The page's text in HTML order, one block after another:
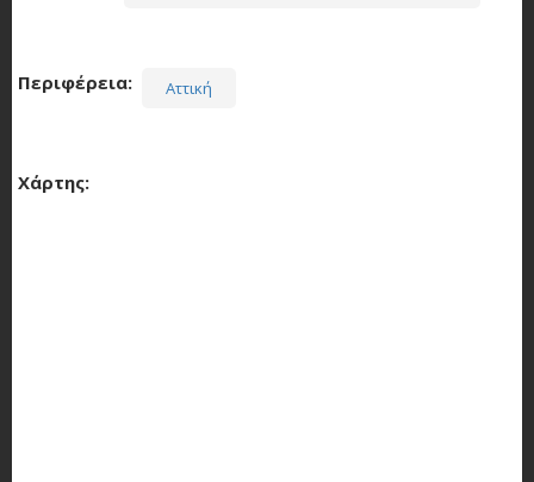
Περιφέρεια Αττική
Χάρτης